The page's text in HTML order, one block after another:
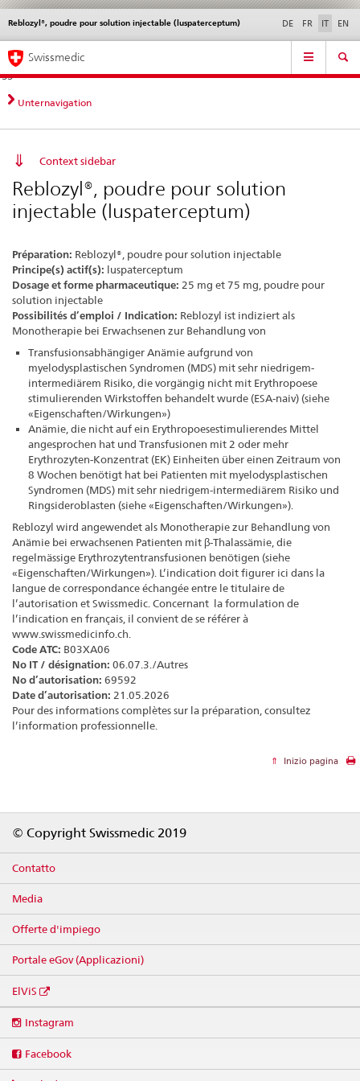
Navigazione
diretta:
novità,
aspetti
contatto
Novità &
norme
Contatto | Supporto &
aiuto
Reblozyl®, poudre pour solution injectable (luspaterceptum) DE FR IT EN
Service
Navigation
Swissmedic
Unternavigation
Context sidebar
Reblozyl®, poudre pour solution
injectable (luspaterceptum)
Préparation: Reblozyl®, poudre pour solution injectable
Principe(s) actif(s): luspaterceptum
Dosage et forme pharmaceutique: 25 mg et 75 mg, poudre pour
solution injectable
Possibilités d’emploi / Indication: Reblozyl ist indiziert als
Monotherapie bei Erwachsenen zur Behandlung von
Transfusionsabhängiger Anämie aufgrund von
myelodysplastischen Syndromen (MDS) mit sehr niedrigem-
intermediärem Risiko, die vorgängig nicht mit Erythropoese
stimulierenden Wirkstoffen behandelt wurde (ESA-naiv) (siehe
«Eigenschaften/Wirkungen»)
Anämie, die nicht auf ein Erythropoesestimulierendes Mittel
angesprochen hat und Transfusionen mit 2 oder mehr
Erythrozyten-Konzentrat (EK) Einheiten über einen Zeitraum von
8 Wochen benötigt hat bei Patienten mit myelodysplastischen
Syndromen (MDS) mit sehr niedrigem-intermediärem Risiko und
Ringsideroblasten (siehe «Eigenschaften/Wirkungen»).
Reblozyl wird angewendet als Monotherapie zur Behandlung von
Anämie bei erwachsenen Patienten mit β-Thalassämie, die
regelmässige Erythrozytentransfusionen benötigen (siehe
«Eigenschaften/Wirkungen»). L’indication doit figurer ici dans la
langue de correspondance échangée entre le titulaire de
l’autorisation et Swissmedic. Concernant la formulation de
l’indication en français, il convient de se référer à
www.swissmedicinfo.ch.
Code ATC: B03XA06
No IT / désignation: 06.07.3./Autres
No d’autorisation: 69592
Date d’autorisation: 21.05.2026
Pour des informations complètes sur la préparation, consultez
l’information professionnelle.
Inizio pagina
© Copyright Swissmedic 2019
Contatto
Media
Offerte d'impiego
Portale eGov (Applicazioni)
ElViS
media
Instagram
Facebook